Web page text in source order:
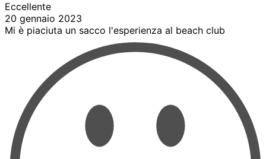
Eccellente
20 gennaio 2023
Mi è piaciuta un sacco l'esperienza al beach club